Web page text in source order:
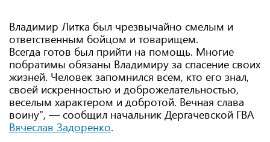
Владимир Литка был чрезвычайно смелым и
ответственным бойцом и товарищем.
Всегда готов был прийти на помощь. Многие
побратимы обязаны Владимиру за спасение своих
жизней. Человек запомнился всем, кто его знал,
своей искренностью и доброжелательностью,
веселым характером и добротой. Вечная слава
воину", — сообщил начальник Дергачевской ГВА
Вячеслав Задоренко.